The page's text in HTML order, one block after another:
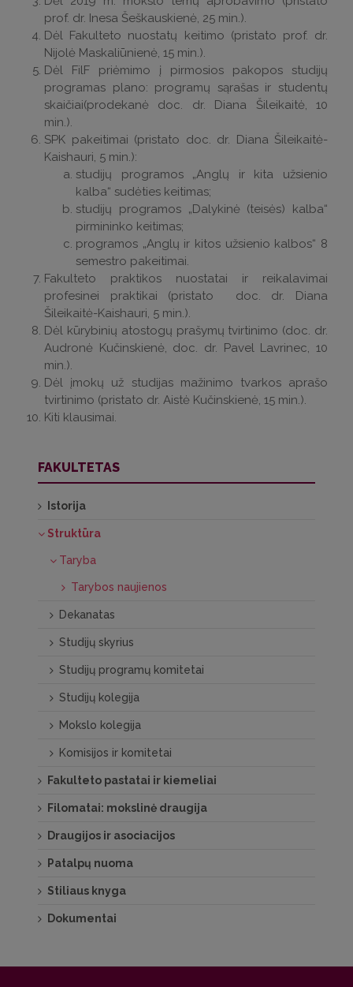
prof. dr. Inesa Šeškauskienė, 25 min.).
Dėl Fakulteto nuostatų keitimo (pristato prof. dr.
Nijolė Maskaliūnienė, 15 min.).
Dėl FilF priėmimo į pirmosios pakopos studijų
programas plano: programų sąrašas ir studentų
skaičiai(prodekanė doc. dr. Diana Šileikaitė, 10
min.).
SPK pakeitimai (pristato doc. dr. Diana Šileikaitė-
Kaishauri, 5 min.):
studijų programos „Anglų ir kita užsienio
kalba“ sudėties keitimas;
studijų programos „Dalykinė (teisės) kalba“
pirmininko keitimas;
programos „Anglų ir kitos užsienio kalbos“ 8
semestro pakeitimai.
Fakulteto praktikos nuostatai ir reikalavimai
profesinei praktikai (pristato doc. dr. Diana
Šileikaitė-Kaishauri, 5 min.).
Dėl kūrybinių atostogų prašymų tvirtinimo (doc. dr.
Audronė Kučinskienė, doc. dr. Pavel Lavrinec, 10
min.).
Dėl įmokų už studijas mažinimo tvarkos aprašo
tvirtinimo (pristato dr. Aistė Kučinskienė, 15 min.).
Kiti klausimai.
FAKULTETAS
Istorija
Struktūra
Taryba
Tarybos naujienos
Dekanatas
Studijų skyrius
Studijų programų komitetai
Studijų kolegija
Mokslo kolegija
Komisijos ir komitetai
Fakulteto pastatai ir kiemeliai
Filomatai: mokslinė draugija
Draugijos ir asociacijos
Patalpų nuoma
Stiliaus knyga
Dokumentai